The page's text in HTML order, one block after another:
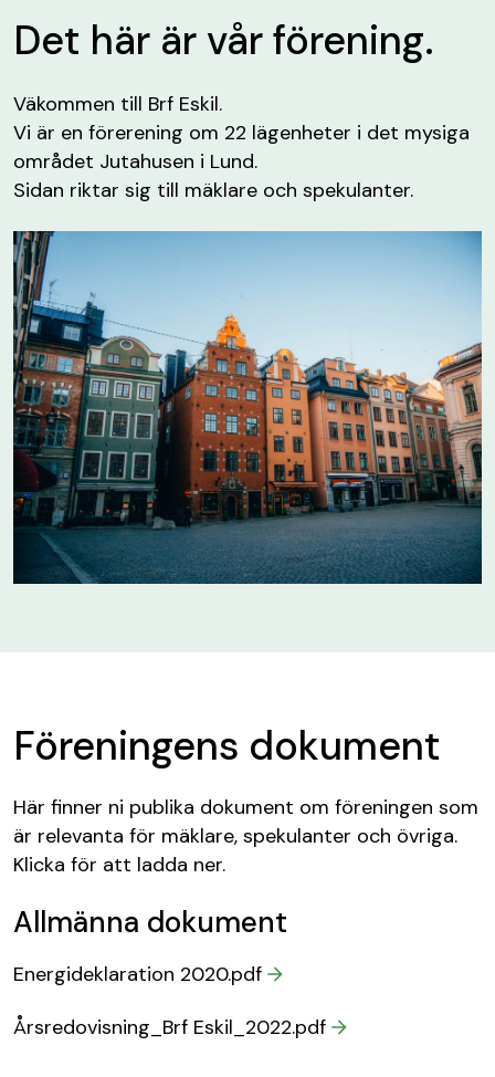
Det här är vår förening.
Väkommen till Brf Eskil.
Vi är en förerening om 22 lägenheter i det mysiga
området Jutahusen i Lund.
Sidan riktar sig till mäklare och spekulanter.
Föreningens dokument
Här finner ni publika dokument om föreningen som
är relevanta för mäklare, spekulanter och övriga.
Klicka för att ladda ner.
Allmänna dokument
Energideklaration 2020.pdf
Årsredovisning_Brf Eskil_2022.pdf